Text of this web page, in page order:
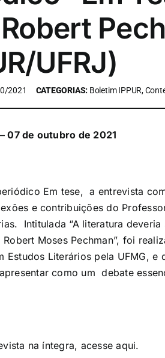
UFRJ)
2021 CATEGORIAS: Boletim IPPUR,
07 de outubro de 2021
Em tese, a entrevista
e contribuições do
Intitulada “A literatura
Moses Pechman”, foi
Estudos Literários pela UFMG,
como um debate
na íntegra, acesseaqui.